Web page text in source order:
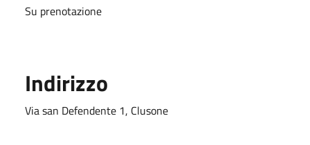
Su prenotazione
Indirizzo
Via san Defendente 1, Clusone